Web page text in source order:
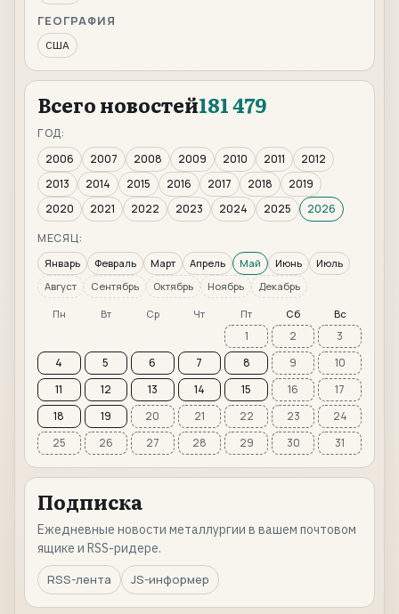
ГЕОГРАФИЯ
США
Всего новостей181 479
ГОД:
2006
2007 2008 2009 2010 2011
2012
2013
2014 2015 2016 2017 2018
2019
2020
2021 2022 2023 2024 2025
2026
МЕСЯЦ:
Январь Февраль Март Апрель Май Июнь
Июль
Август
Сентябрь Октябрь Ноябрь Декабрь
Пн Вт Ср Чт Пт Сб Вс
1 2
3
4
5 6 7 8 9
10
11
12 13 14 15 16
17
18
19 20 21 22 23
24
25
26 27 28 29 30 31
Подписка
Ежедневные новости металлургии в вашем почтовом
ящике и RSS-ридере.
RSS-лента
JS-информер